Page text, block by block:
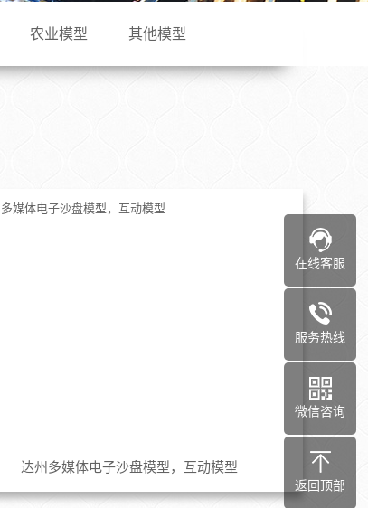
农业模型 其他模型
达州多媒体电子沙盘模型，互动模型
在线客服
服务热线
微信咨询
返回顶部